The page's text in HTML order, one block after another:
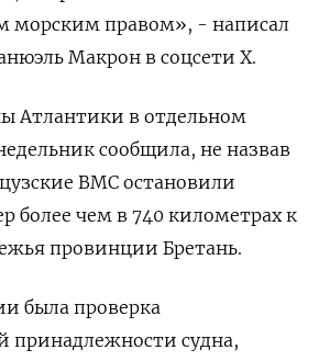
морским правом», - написал
​Макрон в соцсети X.
Атлантики в ‌отдельном
сообщила, не назвав
ВМС остановили
более чем в 740 километрах ‌к
провинции Бретань.
была проверка
принадлежности судна,